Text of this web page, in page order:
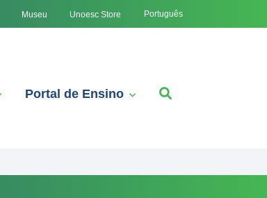
Museu Unoesc Store Português
Portal de Ensino